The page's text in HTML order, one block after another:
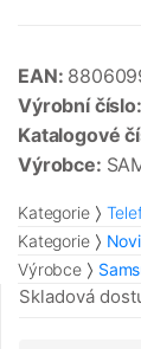
EAN:
Výrobní číslo:
Katalogové
Výrobce:
Kategorie
Kategorie
Výrobce
Skladová